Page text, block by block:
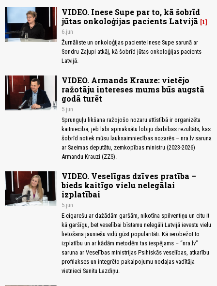
VIDEO. Inese Supe par to, kā šobrīd
jūtas onkoloģijas pacients Latvijā
1
6.jun
Žurnāliste un onkoloģijas paciente Inese Supe sarunā ar
Sondru Zaļupi atkāj, kā šobrīd jūtas onkoloģijas pacients
Latvijā.
VIDEO. Armands Krauze: vietējo
ražotāju intereses mums būs augstā
godā turēt
5.jun
Sprunguļu likšana ražojošo nozaru attīstībā ir organizēta
kaitniecība, jeb labi apmaksātu lobiju darbības rezultāts; kas
šobrīd notiek mūsu lauksaimniecības nozarēs – nra.lv saruna
ar Saeimas deputātu, zemkopības ministru (2023-2026)
Armandu Krauzi (ZZS).
VIDEO. Veselīgas dzīves pratība –
bieds kaitīgo vielu nelegālai
izplatībai
5.jun
E-cigarešu ar dažādām garšām, nikotīna spilventiņu un citu it
kā garšīgu, bet veselībai bīstamu nelegāli Latvijā ievestu vielu
lietošana jauniešu vidū gūst popularitāti. Kā ierobežot to
izplatību un ar kādām metodēm tas iespējams – “nra.lv”
saruna ar Veselības ministrijas Psihiskās veselības, atkarību
profilakses un integrēto pakalpojumu nodaļas vadītāja
vietnieci Sanitu Lazdiņu.